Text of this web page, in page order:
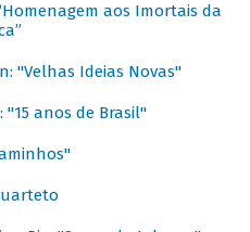
aos Imortais da
"Velhas Ideias Novas"
"15 anos de Brasil"